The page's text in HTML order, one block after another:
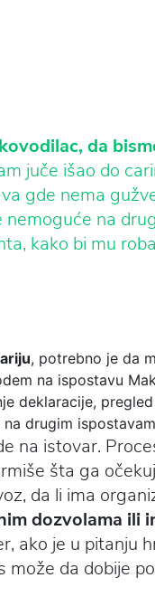
da
juče išao do
gde nema
na
kako bi mu
, potrebno je da
na ispostavu
deklaracije,
drugim
na istovar.
šta ga
da li ima
dozvolama ili
ako je u pitanju
može da dobije